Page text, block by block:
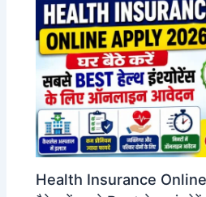
Health Insurance